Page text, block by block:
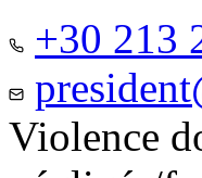
+30 213
Violence